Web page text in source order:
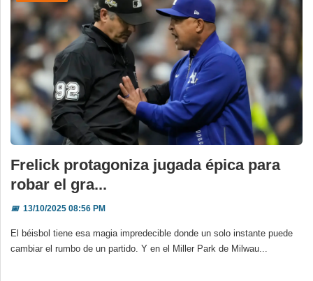
Frelick protagoniza jugada épica para
robar el gra...
📅13/10/2025 08:56 PM
El béisbol tiene esa magia impredecible donde un solo instante puede
cambiar el rumbo de un partido. Y en el Miller Park de Milwau...